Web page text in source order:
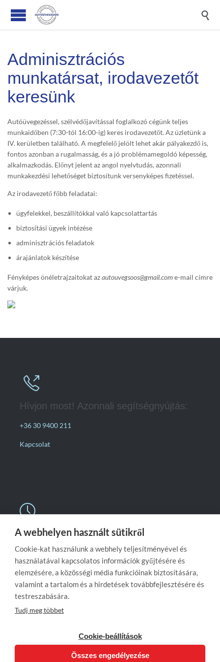

Adminisztrációs
munkatársat, irodavezetőt
keresünk
Autóüvegezéssel, szélvédőjavítással foglalkozó cégünk teljes
munkaidőben (7:30-tól 16:00-ig) keres irodavezetőt. Az üzletünk a
IV. kerületben található. A megfelelő jelölt lehet akár pályakezdő is,
fontos azonban a rugalmasság, és a jó problémamegoldó képesség,
alkalmazkodás. Előnyt jelent az angol nyelvtudás, azonnali
munkakezdési lehetőséget biztosítunk versenyképes fizetéssel.
Az irodavezető főbb feladatai:
ügyfelekkel, beszállítókkal való kapcsolattartás
biztosítási ügyek intézése
adminisztrációs feladatok
árajánlatok készítése
Fényképes önéletrajzaitokat azautouvegsoos@gmail.come-mail címre
várjuk.

Hívjon most! Azonnali segítségnyújtás:
+36 30 9400 211
Kapcsolat

Nyitvatartás
Hétköznap: 08:00 – 16:00
Szombaton: zárva
Vasárnap: zárva
A webhelyen használt sütikről
Cookie-kat használunk a webhely teljesítményével és
használatával kapcsolatos információk gyűjtésére és
elemzésére, a közösségi média funkcióinak biztosítására,
valamint a tartalom és a hirdetések továbbfejlesztésére és
testreszabására.
Tudj meg többet
Cookie-beállítások
Összes engedélyezése